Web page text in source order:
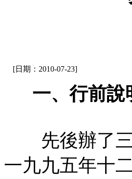
[日期：2010-07-23]
一、行前說
先後辦了三
一九九五年十